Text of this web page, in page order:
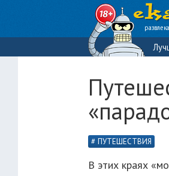
ПУТЕШЕСТВИЯ
В этих краях